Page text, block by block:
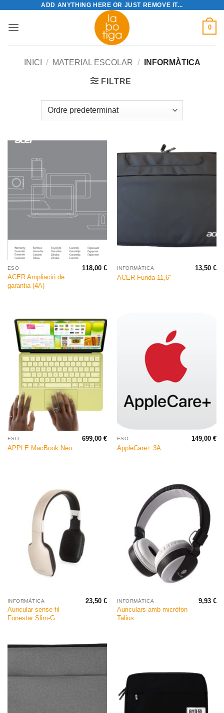
content
ADD ANYTHING HERE OR JUST REMOVE IT...
0
INICI / MATERIAL ESCOLAR / INFORMÀTICA
FILTRE
ESO
ACER Ampliació de
garantia (4A)
118,00€ INFORMÀTICA
ACER Funda 11,6″
13,50€
ESO
APPLE MacBook Neo
699,00€ ESO
AppleCare+ 3A
149,00€
INFORMÀTICA
Auricular sense fil
Fonestar Slim-G
23,50€ INFORMÀTICA
Auriculars amb micròfon
Talius
9,93€